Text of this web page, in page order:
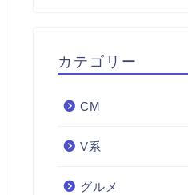
カテゴリー
CM
V系
グルメ